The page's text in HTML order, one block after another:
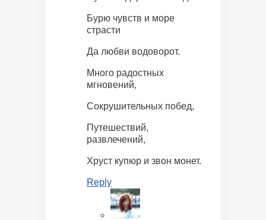
Бурю чувств и море
страсти
Да любви водоворот.
Много радостных
мгновений,
Сокрушительных побед,
Путешествий,
развлечений,
Хруст купюр и звон монет.
Reply